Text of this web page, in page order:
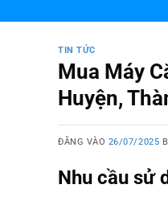
TIN TỨC
Mua Máy
Huyện,
ĐĂNG VÀO 26/07/2025
Nhu cầu sử